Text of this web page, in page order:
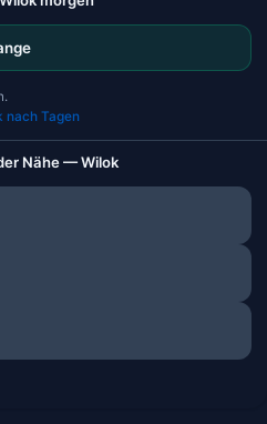
nach Tagen
Nähe — Wilok